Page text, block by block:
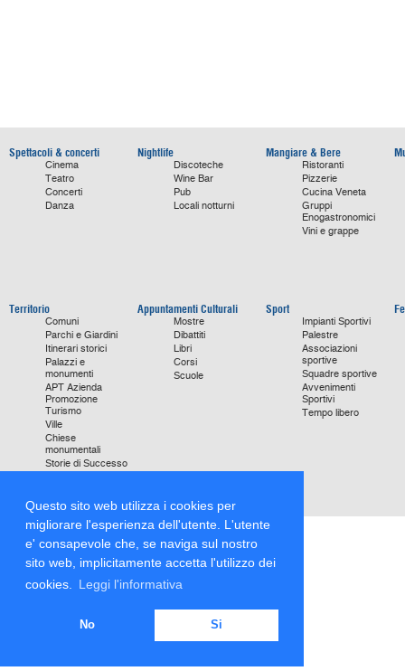
Questo sito web utilizza i cookies per
migliorare l'esperienza dell'utente. L'utente
e' consapevole che, se naviga sul nostro
sito web, implicitamente accetta l'utilizzo dei
cookies.
Leggi l'informativa
No Si
Spettacoli & concerti
Cinema
Teatro
Concerti
Danza
Nightlife
Discoteche
Wine Bar
Pub
Locali notturni
Mangiare & Bere
Ristoranti
Pizzerie
Cucina Veneta
Gruppi
Enogastronomici
Vini e grappe
Territorio
Comuni
Parchi e Giardini
Itinerari storici
Palazzi e
monumenti
APT Azienda
Promozione
Turismo
Ville
Chiese
monumentali
Storie di Successo
Appuntamenti Culturali
Mostre
Dibattiti
Libri
Corsi
Scuole
Sport
Impianti Sportivi
Palestre
Associazioni
sportive
Squadre sportive
Avvenimenti
Sportivi
Tempo libero